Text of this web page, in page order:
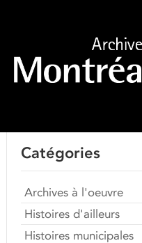
Catégories
Archives à l'oeuvre
Histoires d'ailleurs
Histoires municipales